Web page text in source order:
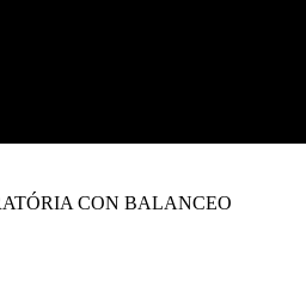
CON BALANCEO